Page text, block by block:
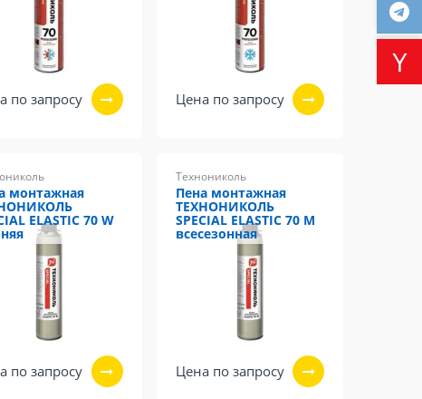
по запросу Цена по запросу
монтажная
ELASTIC 70 W
по запросу
Технониколь
Пена монтажная
ТЕХНОНИКОЛЬ
SPECIAL ELASTIC 70 M
всесезонная
Цена по запросу